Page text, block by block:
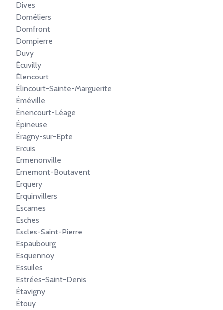
Dives
Doméliers
Domfront
Dompierre
Duvy
Écuvilly
Élencourt
Élincourt-Sainte-Marguerite
Éméville
Énencourt-Léage
Épineuse
Éragny-sur-Epte
Ercuis
Ermenonville
Ernemont-Boutavent
Erquery
Erquinvillers
Escames
Esches
Escles-Saint-Pierre
Espaubourg
Esquennoy
Essuiles
Estrées-Saint-Denis
Étavigny
Étouy